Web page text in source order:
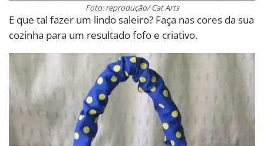
Foto: reprodução/ Cat Arts
E que tal fazer um lindo saleiro? Faça nas cores da sua
cozinha para um resultado fofo e criativo.